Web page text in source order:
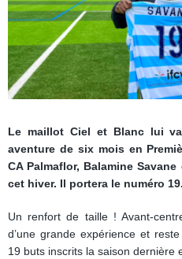
Le maillot Ciel et Blanc lui
aventure de six mois en
CA Palmaflor, Balamine
cet hiver. Il portera le numéro 19.
Un renfort de taille ! Avant-
d’une grande expérience et
19 buts inscrits la saison dernière